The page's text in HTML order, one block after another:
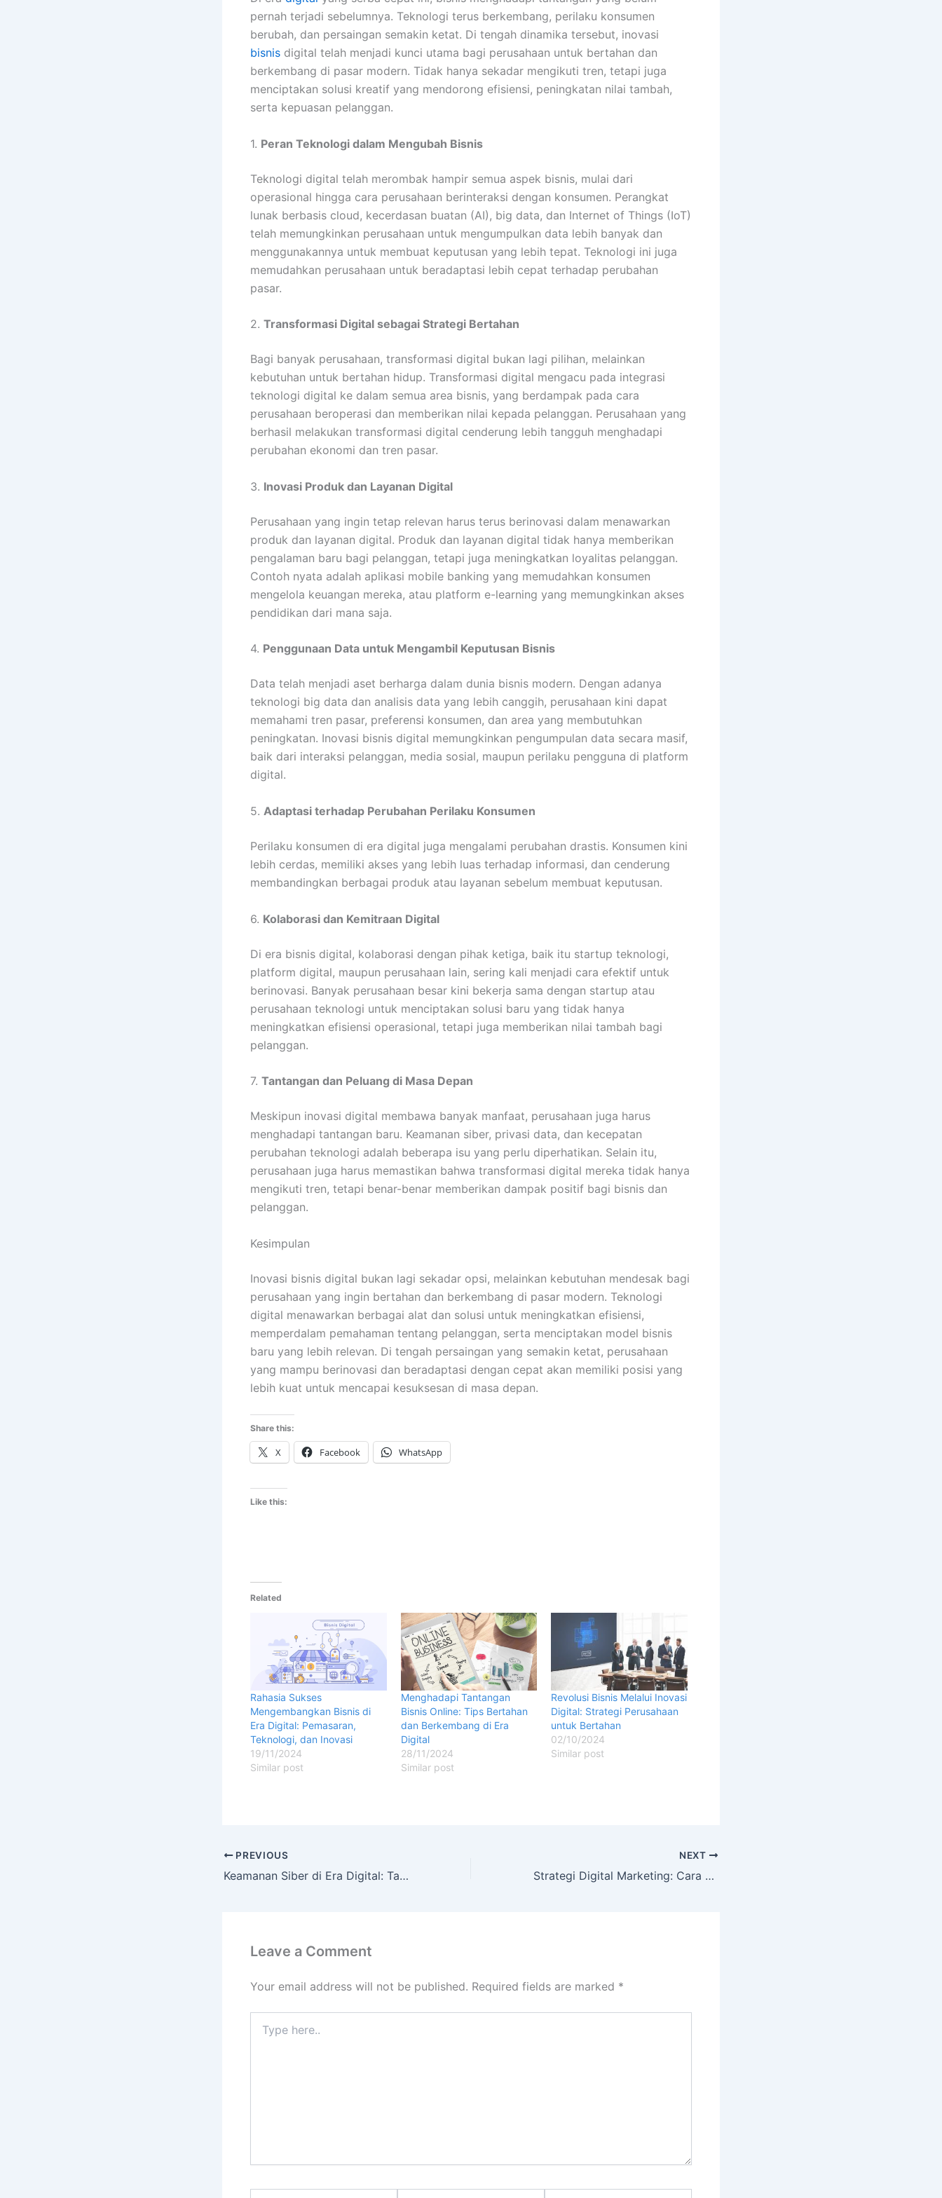
pernah terjadi sebelumnya. Teknologi terus berkembang, perilaku konsumen
berubah, dan persaingan semakin ketat. Di tengah dinamika tersebut, inovasi
bisnis digital telah menjadi kunci utama bagi perusahaan untuk bertahan dan
berkembang di pasar modern. Tidak hanya sekadar mengikuti tren, tetapi juga
menciptakan solusi kreatif yang mendorong efisiensi, peningkatan nilai tambah,
serta kepuasan pelanggan.
1. Peran Teknologi dalam Mengubah Bisnis
Teknologi digital telah merombak hampir semua aspek bisnis, mulai dari
operasional hingga cara perusahaan berinteraksi dengan konsumen. Perangkat
lunak berbasis cloud, kecerdasan buatan (AI), big data, dan Internet of Things (IoT)
telah memungkinkan perusahaan untuk mengumpulkan data lebih banyak dan
menggunakannya untuk membuat keputusan yang lebih tepat. Teknologi ini juga
memudahkan perusahaan untuk beradaptasi lebih cepat terhadap perubahan
pasar.
2. Transformasi Digital sebagai Strategi Bertahan
Bagi banyak perusahaan, transformasi digital bukan lagi pilihan, melainkan
kebutuhan untuk bertahan hidup. Transformasi digital mengacu pada integrasi
teknologi digital ke dalam semua area bisnis, yang berdampak pada cara
perusahaan beroperasi dan memberikan nilai kepada pelanggan. Perusahaan yang
berhasil melakukan transformasi digital cenderung lebih tangguh menghadapi
perubahan ekonomi dan tren pasar.
3. Inovasi Produk dan Layanan Digital
Perusahaan yang ingin tetap relevan harus terus berinovasi dalam menawarkan
produk dan layanan digital. Produk dan layanan digital tidak hanya memberikan
pengalaman baru bagi pelanggan, tetapi juga meningkatkan loyalitas pelanggan.
Contoh nyata adalah aplikasi mobile banking yang memudahkan konsumen
mengelola keuangan mereka, atau platform e-learning yang memungkinkan akses
pendidikan dari mana saja.
4. Penggunaan Data untuk Mengambil Keputusan Bisnis
Data telah menjadi aset berharga dalam dunia bisnis modern. Dengan adanya
teknologi big data dan analisis data yang lebih canggih, perusahaan kini dapat
memahami tren pasar, preferensi konsumen, dan area yang membutuhkan
peningkatan. Inovasi bisnis digital memungkinkan pengumpulan data secara masif,
baik dari interaksi pelanggan, media sosial, maupun perilaku pengguna di platform
digital.
5. Adaptasi terhadap Perubahan Perilaku Konsumen
Perilaku konsumen di era digital juga mengalami perubahan drastis. Konsumen kini
lebih cerdas, memiliki akses yang lebih luas terhadap informasi, dan cenderung
membandingkan berbagai produk atau layanan sebelum membuat keputusan.
6. Kolaborasi dan Kemitraan Digital
Di era bisnis digital, kolaborasi dengan pihak ketiga, baik itu startup teknologi,
platform digital, maupun perusahaan lain, sering kali menjadi cara efektif untuk
berinovasi. Banyak perusahaan besar kini bekerja sama dengan startup atau
perusahaan teknologi untuk menciptakan solusi baru yang tidak hanya
meningkatkan efisiensi operasional, tetapi juga memberikan nilai tambah bagi
pelanggan.
7. Tantangan dan Peluang di Masa Depan
Meskipun inovasi digital membawa banyak manfaat, perusahaan juga harus
menghadapi tantangan baru. Keamanan siber, privasi data, dan kecepatan
perubahan teknologi adalah beberapa isu yang perlu diperhatikan. Selain itu,
perusahaan juga harus memastikan bahwa transformasi digital mereka tidak hanya
mengikuti tren, tetapi benar-benar memberikan dampak positif bagi bisnis dan
pelanggan.
Kesimpulan
Inovasi bisnis digital bukan lagi sekadar opsi, melainkan kebutuhan mendesak bagi
perusahaan yang ingin bertahan dan berkembang di pasar modern. Teknologi
digital menawarkan berbagai alat dan solusi untuk meningkatkan efisiensi,
memperdalam pemahaman tentang pelanggan, serta menciptakan model bisnis
baru yang lebih relevan. Di tengah persaingan yang semakin ketat, perusahaan
yang mampu berinovasi dan beradaptasi dengan cepat akan memiliki posisi yang
lebih kuat untuk mencapai kesuksesan di masa depan.
Share this:
X Facebook WhatsApp
Like this:
Related
Rahasia Sukses
Mengembangkan Bisnis di
Era Digital: Pemasaran,
Teknologi, dan Inovasi
19/11/2024
Similar post
Menghadapi Tantangan
Bisnis Online: Tips Bertahan
dan Berkembang di Era
Digital
28/11/2024
Similar post
Revolusi Bisnis Melalui Inovasi
Digital: Strategi Perusahaan
untuk Bertahan
02/10/2024
Similar post
PREVIOUS
Keamanan Siber di Era Digital: Tantangan dan Solusi
NEXT
Strategi Digital Marketing: Cara Efektif Meningkatkan Bisnis di Dunia Maya
Leave a Comment
Your email address will not be published. Required fields are marked *
here..